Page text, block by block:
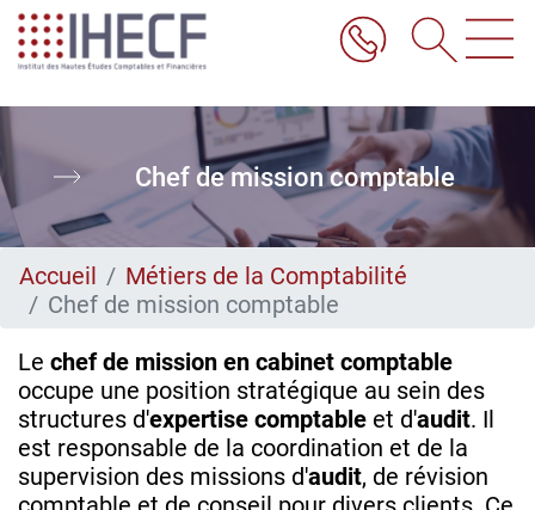
Aller
au
contenu
Chef de mission comptable
Accueil
Métiers de la Comptabilité
Chef de mission comptable
Le chef de mission en cabinet comptable
occupe une position stratégique au sein des
structures d'expertise comptable et d'audit. Il
est responsable de la coordination et de la
supervision des missions d'audit, de révision